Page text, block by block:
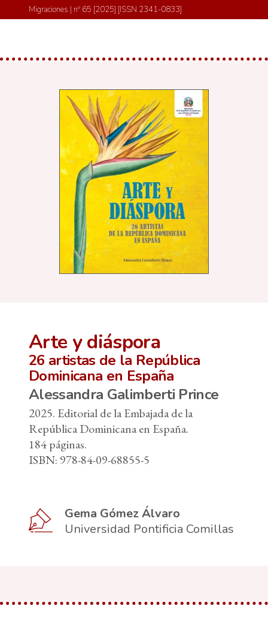
Migraciones | nº 65 [2025] [ISSN 2341-0833]
Arte y diáspora
26 artistas de la República
Dominicana en España
Alessandra Galimberti Prince
2025. Editorial de la Embajada de la
República Dominicana en España.
184 páginas.
ISBN: 978-84-09-68855-5
Gema Gómez Álvaro
Universidad Pontificia Comillas